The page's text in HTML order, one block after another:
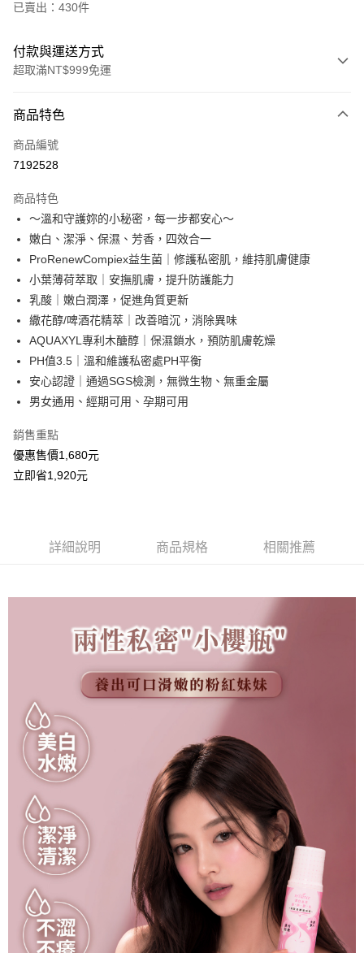
已賣出：430件
付款與運送方式
超取滿NT$999免運
信用卡一次付款
超商取貨付款
Apple Pay
街口支付
悠遊付
Google Pay
全盈+PAY
ATM付款
貨到付款
運送方式
全家取貨付款(運費)
每筆NT$60，滿NT$999(含以上)免運費
每筆NT$60，滿NT$999(含以上)免運費
7-11取貨付款(運費)
每筆NT$60，滿NT$999(含以上)免運費
付款後711取貨運費
每筆NT$60，滿NT$999(含以上)免運費
宅配
每筆NT$90，滿NT$1,200(含以上)免運費
離島宅配
每筆NT$280
貨到付款
每筆NT$90，滿NT$1,200(含以上)免運費
海外配送 (港澳地區) 查看運費
商品特色
商品編號
7192528
商品特色
～溫和守護妳的小秘密，每一步都安心～
嫩白、潔淨、保濕、芳香，四效合一
ProRenewCompiex益生菌｜修護私密肌，維持肌膚健康
小葉薄荷萃取｜安撫肌膚，提升防護能力
乳酸｜嫩白潤澤，促進角質更新
繖花醇/啤酒花精萃｜改善暗沉，消除異味
AQUAXYL專利木醣醇｜保濕鎖水，預防肌膚乾燥
PH值3.5｜溫和維護私密處PH平衡
安心認證｜通過SGS檢測，無微生物、無重金屬
男女通用、經期可用、孕期可用
銷售重點
優惠售價1,680元
立即省1,920元
詳細說明 商品規格 相關推薦